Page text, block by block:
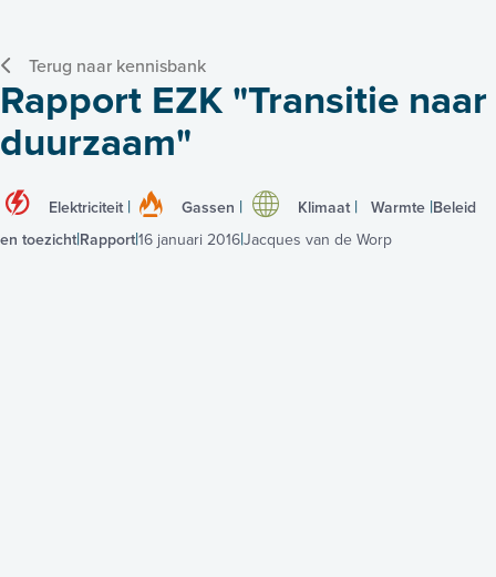
Terug naar kennisbank
Rapport EZK "Transitie naar
duurzaam"
Elektriciteit Gassen Klimaat Warmte Beleid
en toezicht Rapport16 januari 2016Jacques van de Worp